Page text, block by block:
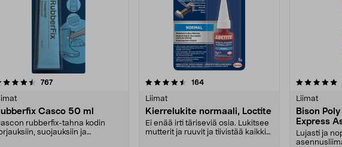
767arvostelut
Casco 50 ml
rubberfix-tahna kodin
suojauksiin ja
4.5 viidestä
164arvostelut
Liimat
Kierrelukite normaali, Loctite
Ei enää irti täriseviä osia. Lukitsee
mutterit ja ruuvit ja tiivistää kaikki
5.0 viidestä
Liimat
Bison
Express
Lujasti ja